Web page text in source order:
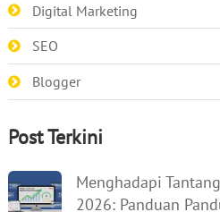
Digital Marketing
SEO
Blogger
Post Terkini
Menghadapi
2026: Panduan